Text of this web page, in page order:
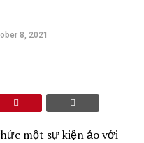
8, 2021
một sự kiện ảo với